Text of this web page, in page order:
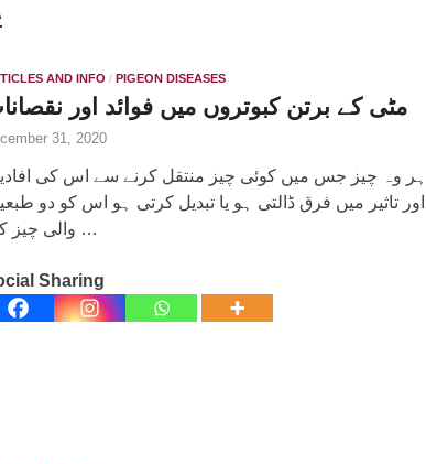
AND INFO / PIGEON DISEASES
مٹی کے برتن کبوتروں میں فوائد اور
31, 2020
ہر وہ چیز جس میں کوئی چیز منتقل کرنے سے اس کی
اور تاثیر میں فرق ڈالتی ہو یا تبدیل کرتی ہو اس کو دو
والی چیز کہا …
Sharing